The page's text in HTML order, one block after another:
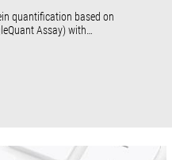
quantification based on
Assay) with…